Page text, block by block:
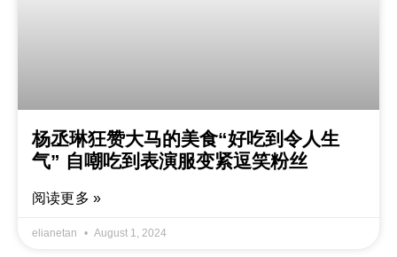
杨丞琳狂赞大马的美食“好吃到令人生
气” 自嘲吃到表演服变紧逗笑粉丝
阅读更多 »
elianetan August 1, 2024